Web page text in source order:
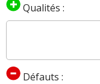
Qualités :
Défauts :